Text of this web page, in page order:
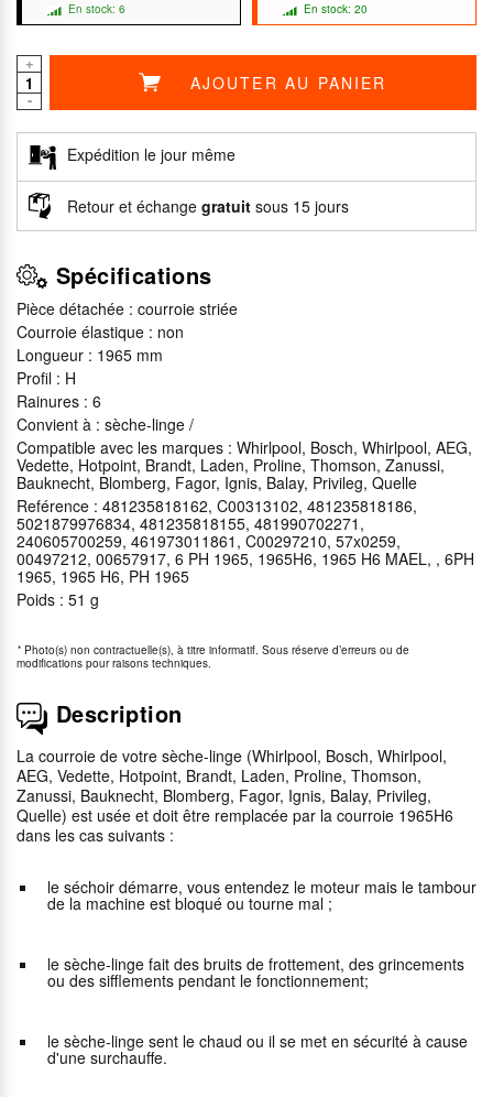
★★★★★
★★★★★
En stock: 6
★★★★★
★★★★★
En stock: 20
+
-
AJOUTER AU PANIER
Expédition le jour même
Retour et échange gratuit sous 15 jours
Spécifications
Pièce détachée : courroie striée
Courroie élastique : non
Longueur : 1965 mm
Profil : H
Rainures : 6
Convient à : sèche-linge /
Compatible avec les marques : Whirlpool, Bosch, Whirlpool, AEG,
Vedette, Hotpoint, Brandt, Laden, Proline, Thomson, Zanussi,
Bauknecht, Blomberg, Fagor, Ignis, Balay, Privileg, Quelle
Reférence : 481235818162, C00313102, 481235818186,
5021879976834, 481235818155, 481990702271,
240605700259, 461973011861, C00297210, 57x0259,
00497212, 00657917, 6 PH 1965, 1965H6, 1965 H6 MAEL, , 6PH
1965, 1965 H6, PH 1965
Poids : 51 g
* Photo(s) non contractuelle(s), à titre informatif. Sous réserve d’erreurs ou de
modifications pour raisons techniques.
Description
La courroie de votre sèche-linge (Whirlpool, Bosch, Whirlpool,
AEG, Vedette, Hotpoint, Brandt, Laden, Proline, Thomson,
Zanussi, Bauknecht, Blomberg, Fagor, Ignis, Balay, Privileg,
Quelle) est usée et doit être remplacée par la courroie 1965H6
dans les cas suivants :
le séchoir démarre, vous entendez le moteur mais le tambour
de la machine est bloqué ou tourne mal ;
le sèche-linge fait des bruits de frottement, des grincements
ou des sifflements pendant le fonctionnement;
le sèche-linge sent le chaud ou il se met en sécurité à cause
d'une surchauffe.